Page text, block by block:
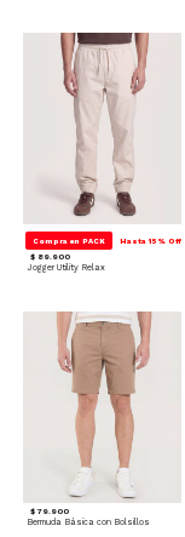
Compra en PACK Hasta 15% Off
$ 89.900
Jogger Utility Relax
$ 79.900
Bermuda Básica con Bolsillos